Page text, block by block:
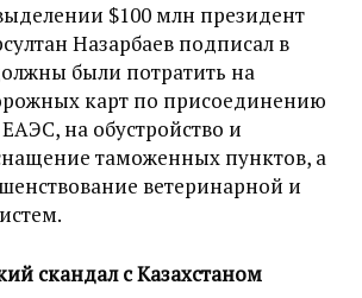
$100 млн президент
Назарбаев подписал в
были потратить на
карт по присоединению
на обустройство и
таможенных пунктов, а
ветеринарной и
скандал с Казахстаном